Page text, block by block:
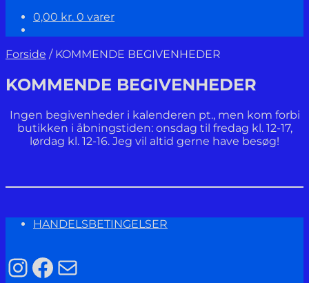
0,00 kr. 0 varer
Forside / KOMMENDE BEGIVENHEDER
KOMMENDE BEGIVENHEDER
Ingen begivenheder i kalenderen pt., men kom forbi
butikken i åbningstiden: onsdag til fredag kl. 12-17,
lørdag kl. 12-16. Jeg vil altid gerne have besøg!
HANDELSBETINGELSER
Instagram
Facebook
Mail